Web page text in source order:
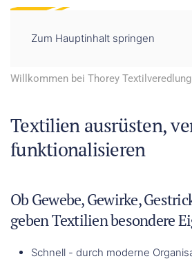
Zum Hauptinhalt springen
Willkommen bei Thorey Textilveredlung
Textilien ausrüsten,
funktionalisieren
Ob Gewebe, Gewirke,
geben Textilien besondere
Schnell - durch moderne